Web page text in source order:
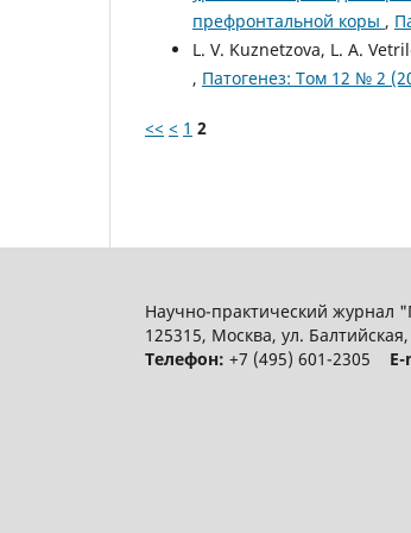
префронтальной коры ,
L. V. Kuznetzova, L. A.
, Патогенез: Том 12 № 2
<< < 1 2
Научно-практический журнал
125315, Москва, ул.
Телефон: +7 (495) 601-2305